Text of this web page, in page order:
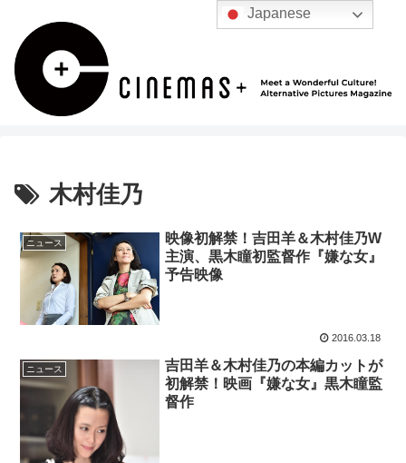
木村佳乃
ニュース
映像初解禁！吉田羊＆木村佳乃W
主演、黒木瞳初監督作『嫌な女』
予告映像
2016.03.18
ニュース
吉田羊＆木村佳乃の本編カットが
初解禁！映画『嫌な女』黒木瞳監
督作
Japanese